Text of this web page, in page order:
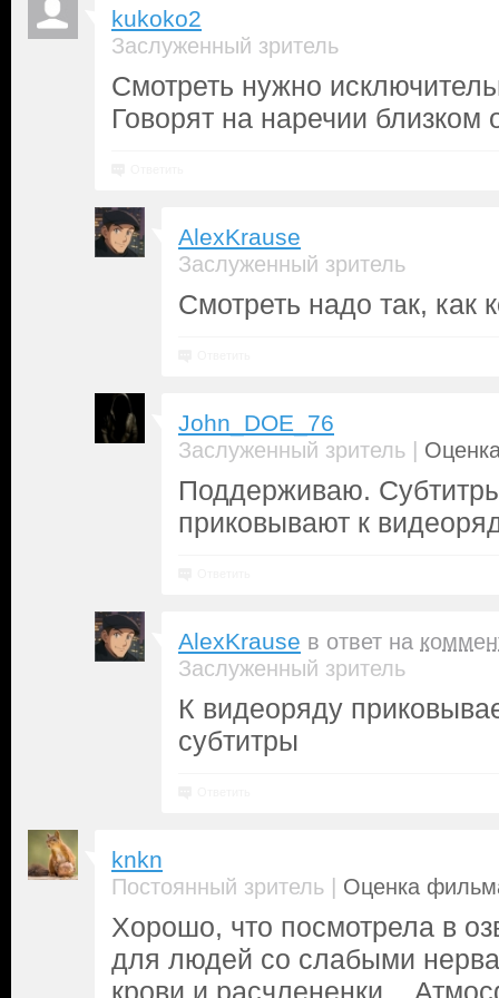
kukoko2
Заслуженный зритель
Смотреть нужно
Говорят на наречии близком
AlexKrause
Заслуженный зритель
Смотреть надо так, как
John_DOE_76
Заслуженный зритель |
Поддерживаю.
приковывают к
AlexKrause в ответ на
Заслуженный зритель
К видеоряду
субтитры
knkn
Постоянный зритель | Оценка
Хорошо, что посмотрела в
для людей со слабыми
крови и расчлененки...